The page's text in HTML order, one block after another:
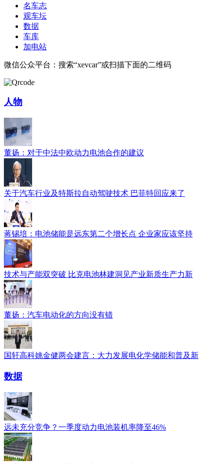
名车志
观车坛
数据
车库
加电站
微信公众平台：搜索“xevcar”或扫描下面的二维码
人物
董扬：对于中法中欧动力电池合作的建议
关于汽车行业及特斯拉自动驾驶技术 巴菲特回应来了
蒋锡培：电池储能是远东第二个增长点 企业家应该坚持
技术与产能双突破 比克电池林建洞见产业新质生产力新
董扬：汽车电动化的方向没有错
国轩高科姚金健两会建言：大力发展电化学储能和普及新
数据
远未充分竞争？一季度动力电池装机率降至46%